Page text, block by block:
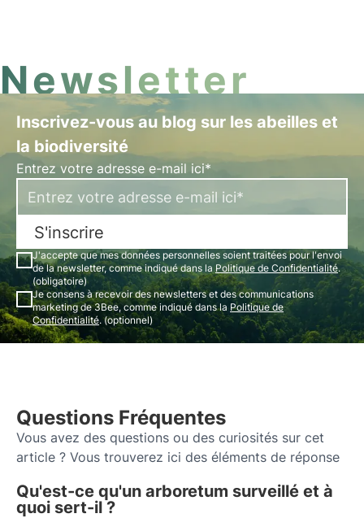
Newsletter
Inscrivez-vous au blog sur les abeilles et
la biodiversité
Entrez votre adresse e-mail ici*
S'inscrire
J'accepte que mes données personnelles soient traitées pour l'envoi
de la newsletter, comme indiqué dans la Politique de Confidentialité.
(obligatoire)
Je consens à recevoir des newsletters et des communications
marketing de 3Bee, comme indiqué dans la Politique de
Confidentialité. (optionnel)
Questions Fréquentes
Vous avez des questions ou des curiosités sur cet
article ? Vous trouverez ici des éléments de réponse
Qu'est-ce qu'un arboretum surveillé et à
quoi sert-il ?